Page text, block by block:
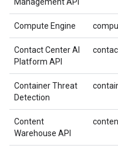
Compute Engine
Contact Center AI
Platform API
Container Threat
Detection
Content
Warehouse API